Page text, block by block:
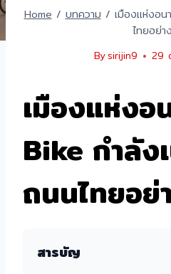
Home / บทความ / เมืองแห่งอ
ไทยอย่า
Bysirijin9 29
เมืองแห่งอ
Bike กำลัง
ถนนไทยอย่
สารบัญ